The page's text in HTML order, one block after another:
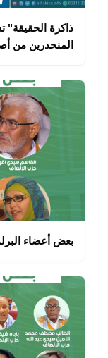
ذاكرة الحقيقة"
المنحدرين من
بعض أعضاء